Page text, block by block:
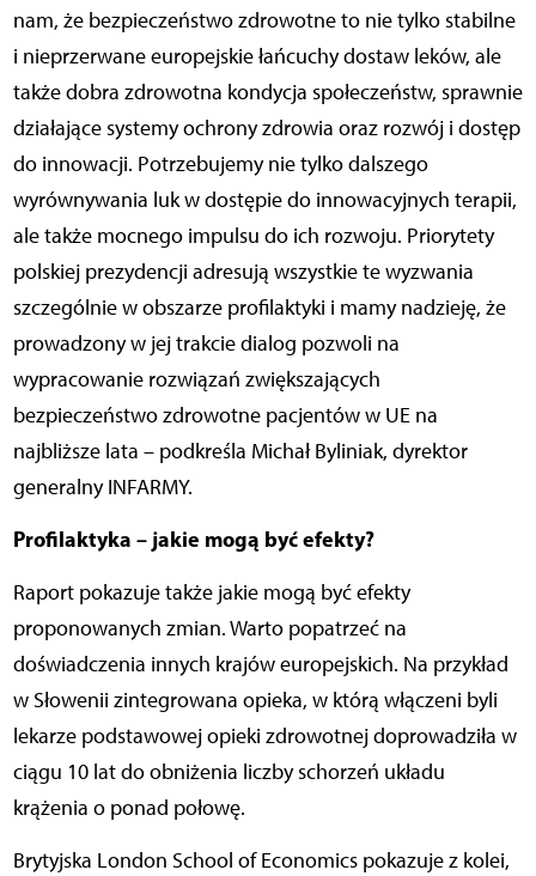
nam, że bezpieczeństwo zdrowotne to nie tylko stabilne
i nieprzerwane europejskie łańcuchy dostaw leków, ale
także dobra zdrowotna kondycja społeczeństw, sprawnie
działające systemy ochrony zdrowia oraz rozwój i dostęp
do innowacji. Potrzebujemy nie tylko dalszego
wyrównywania luk w dostępie do innowacyjnych terapii,
ale także mocnego impulsu do ich rozwoju. Priorytety
polskiej prezydencji adresują wszystkie te wyzwania
szczególnie w obszarze profilaktyki i mamy nadzieję, że
prowadzony w jej trakcie dialog pozwoli na
wypracowanie rozwiązań zwiększających
bezpieczeństwo zdrowotne pacjentów w UE na
najbliższe lata – podkreśla Michał Byliniak, dyrektor
generalny INFARMY.
Profilaktyka – jakie mogą być efekty?
Raport pokazuje także jakie mogą być efekty
proponowanych zmian. Warto popatrzeć na
doświadczenia innych krajów europejskich. Na przykład
w Słowenii zintegrowana opieka, w którą włączeni byli
lekarze podstawowej opieki zdrowotnej doprowadziła w
ciągu 10 lat do obniżenia liczby schorzeń układu
krążenia o ponad połowę.
Brytyjska London School of Economics pokazuje z kolei,